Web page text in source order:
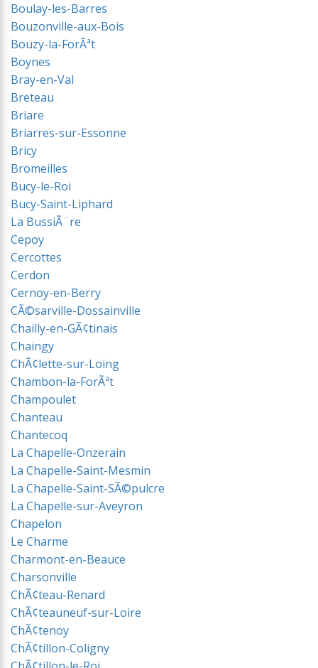
Boulay-les-Barres
Bouzonville-aux-Bois
Bouzy-la-ForÃªt
Boynes
Bray-en-Val
Breteau
Briare
Briarres-sur-Essonne
Bricy
Bromeilles
Bucy-le-Roi
Bucy-Saint-Liphard
La BussiÃ¨re
Cepoy
Cercottes
Cerdon
Cernoy-en-Berry
CÃ©sarville-Dossainville
Chailly-en-GÃ¢tinais
Chaingy
ChÃ¢lette-sur-Loing
Chambon-la-ForÃªt
Champoulet
Chanteau
Chantecoq
La Chapelle-Onzerain
La Chapelle-Saint-Mesmin
La Chapelle-Saint-SÃ©pulcre
La Chapelle-sur-Aveyron
Chapelon
Le Charme
Charmont-en-Beauce
Charsonville
ChÃ¢teau-Renard
ChÃ¢teauneuf-sur-Loire
ChÃ¢tenoy
ChÃ¢tillon-Coligny